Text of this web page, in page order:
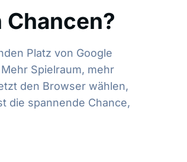
Platz von Google
Spielraum, mehr
den Browser wählen,
die spannende Chance,